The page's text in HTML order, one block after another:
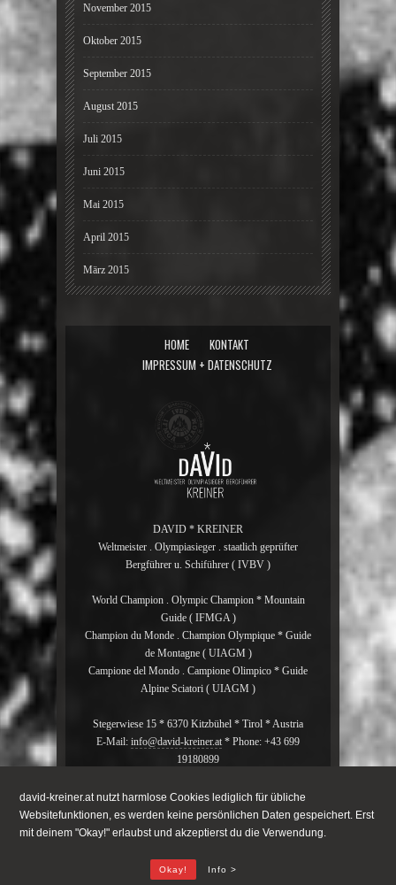
david-kreiner.at nutzt harmlose Cookies lediglich für übliche
Websitefunktionen, es werden keine persönlichen Daten gespeichert. Erst
mit deinem "Okay!" erlaubst und akzeptierst du die Verwendung.
Okay! Info >
November 2015
Oktober 2015
September 2015
August 2015
Juli 2015
Juni 2015
Mai 2015
April 2015
März 2015
HOME
KONTAKT
IMPRESSUM + DATENSCHUTZ
DAVID * KREINER
Weltmeister . Olympiasieger . staatlich geprüfter
Bergführer u. Schiführer ( IVBV )
World Champion . Olympic Champion * Mountain
Guide ( IFMGA )
Champion du Monde . Champion Olympique * Guide
de Montagne ( UIAGM )
Campione del Mondo . Campione Olimpico * Guide
Alpine Sciatori ( UIAGM )
Stegerwiese 15 * 6370 Kitzbühel * Tirol * Austria
E-Mail: info@david-kreiner.at * Phone: +43 699
19180899
david_kreiner * official Instagram